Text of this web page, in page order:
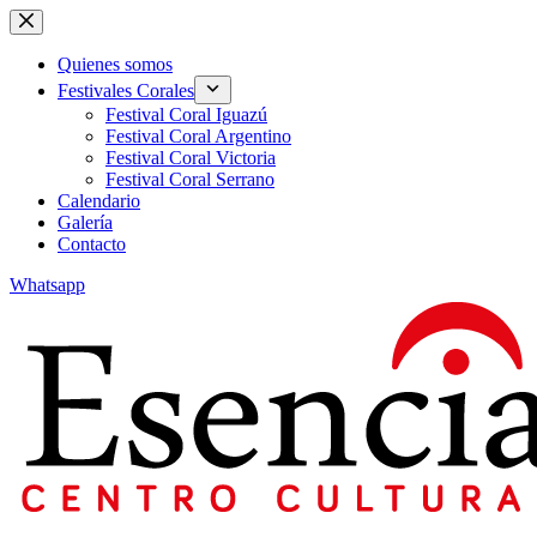
Skip
to
contentQuienes somos
Festivales Corales
Festival Coral Iguazú
Festival Coral Argentino
Festival Coral Victoria
Festival Coral Serrano
Calendario
Galería
Contacto
Whatsapp